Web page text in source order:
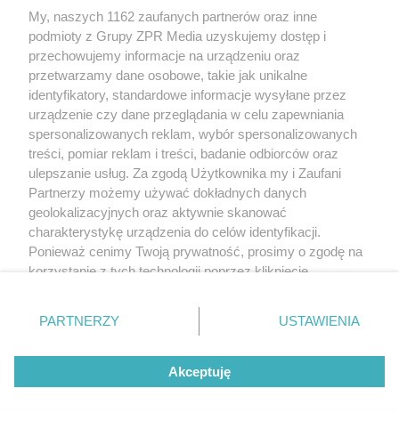
My, naszych 1162 zaufanych partnerów oraz inne
podmioty z Grupy ZPR Media uzyskujemy dostęp i
przechowujemy informacje na urządzeniu oraz
przetwarzamy dane osobowe, takie jak unikalne
identyfikatory, standardowe informacje wysyłane przez
urządzenie czy dane przeglądania w celu zapewniania
spersonalizowanych reklam, wybór spersonalizowanych
treści, pomiar reklam i treści, badanie odbiorców oraz
ulepszanie usług. Za zgodą Użytkownika my i Zaufani
Partnerzy możemy używać dokładnych danych
geolokalizacyjnych oraz aktywnie skanować
charakterystykę urządzenia do celów identyfikacji.
Ponieważ cenimy Twoją prywatność, prosimy o zgodę na
korzystanie z tych technologii poprzez kliknięcie
zmienić/wycofać klikając przycisk ustawień prywatności
znajdujący się w lewym dolnym rogu strony
rodzaje przetwarzania danych nie wymagają zgody
użytkownika, ale masz prawo sprzeciwić się takiemu
przetwarzaniu. Preferencje będą miały zastosowanie tylko
PARTNERZY USTAWIENIA
Akceptuję